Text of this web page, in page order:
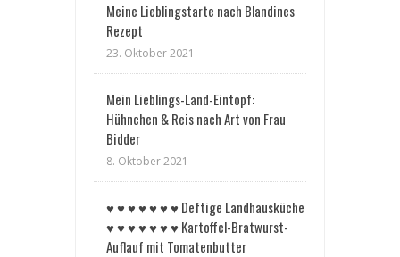
Meine Lieblingstarte nach Blandines
Rezept
23. Oktober 2021
Mein Lieblings-Land-Eintopf:
Hühnchen & Reis nach Art von Frau
Bidder
8. Oktober 2021
♥︎ ♥︎ ♥︎ ♥︎ ♥︎ ♥︎ ♥︎ Deftige Landhausküche
♥︎ ♥︎ ♥︎ ♥︎ ♥︎ ♥︎ ♥︎ Kartoffel-Bratwurst-
Auflauf mit Tomatenbutter